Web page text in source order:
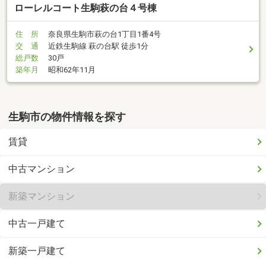
ローレルコート生駒萩の台４号棟
住 所
奈良県生駒市萩の台1丁目1番4号
交 通
近鉄生駒線 萩の台駅 徒歩1分
総戸数
30戸
築年月
昭和62年11月
生駒市の物件情報を探す
賃貸
中古マンション
新築マンション
中古一戸建て
新築一戸建て